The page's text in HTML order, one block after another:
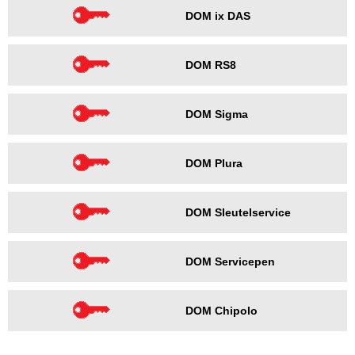
DOM ix DAS
DOM RS8
DOM Sigma
DOM Plura
DOM Sleutelservice
DOM Servicepen
DOM Chipolo